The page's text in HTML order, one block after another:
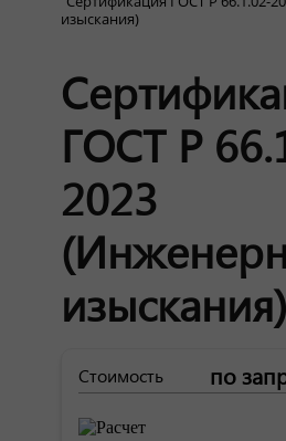
изыскания)
ГОСТ Р
2023
изыскания)
Стоимость по